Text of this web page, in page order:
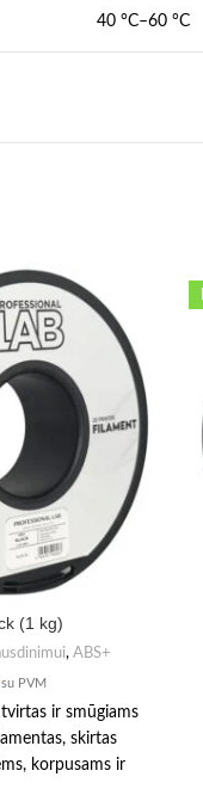
40 °C–60 °C
(1 kg)
, ABS+
su PVM
ir smūgiams
skirtas
korpusams ir